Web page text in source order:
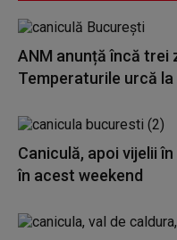
ANM anunță încă trei
Temperaturile urcă la
Caniculă, apoi vijelii
în acest weekend